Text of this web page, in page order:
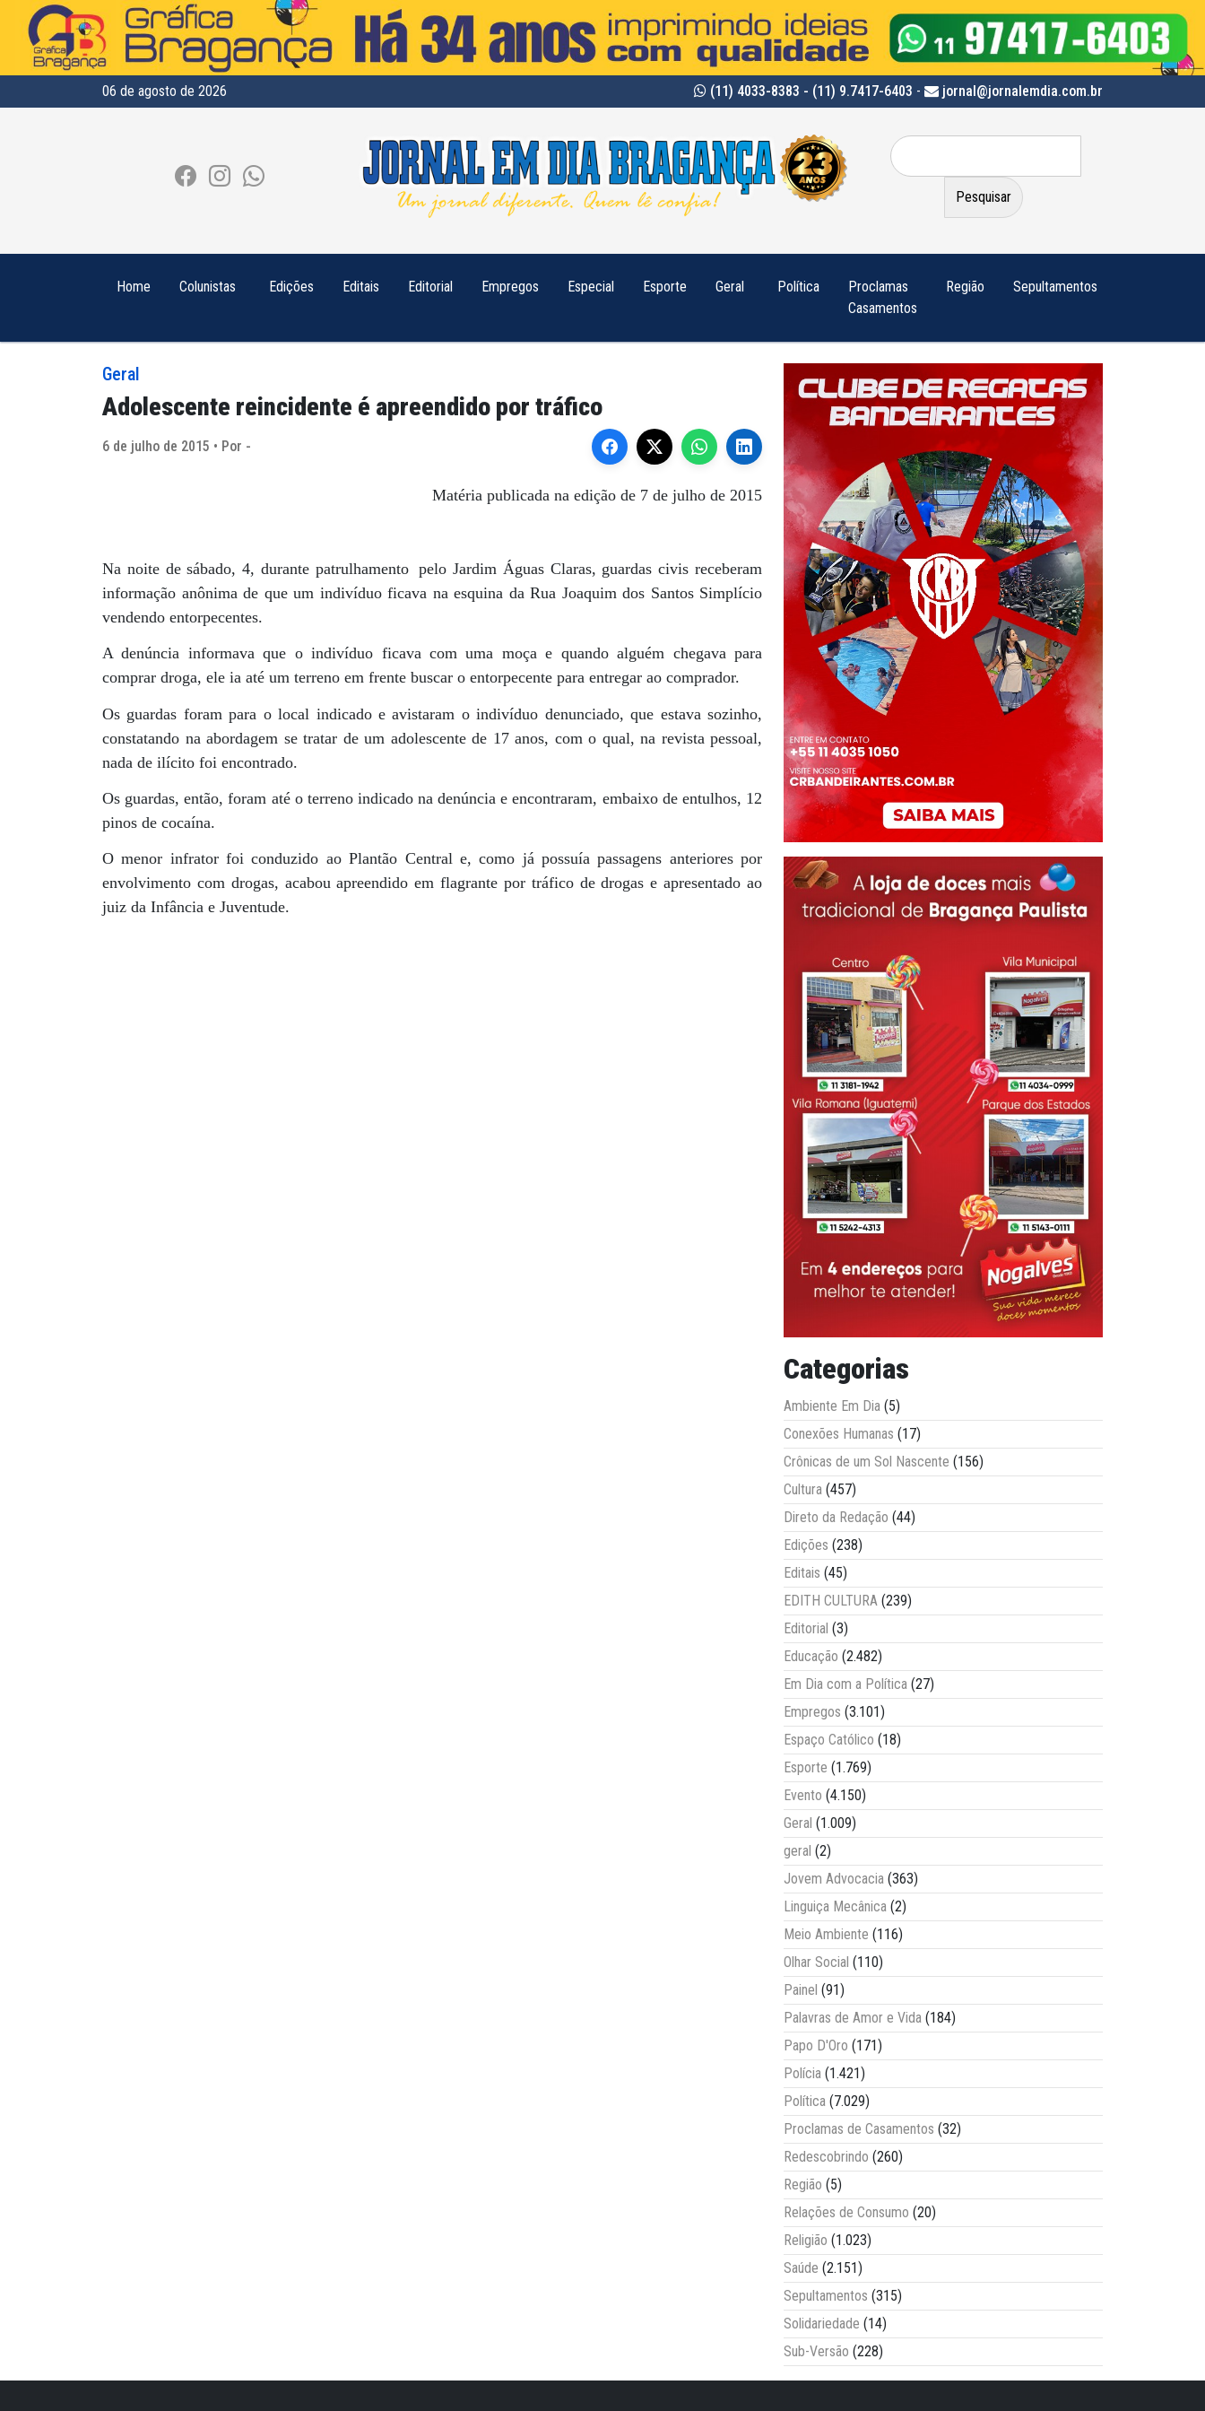
06 de agosto de 2026 (11) 4033-8383 - (11) 9.7417-6403 - jornal@jornalemdia.com.br
Pesquisar
por:
Home Colunistas Edições Editais Editorial Empregos Especial Esporte Geral Política
Proclamas
Casamentos
Região Sepultamentos
Geral
Adolescente reincidente é apreendido por tráfico
6 de julho de 2015 • Por -
Matéria publicada na edição de 7 de julho de 2015
Na noite de sábado, 4, durante patrulhamento pelo Jardim Águas Claras, guardas civis receberam
informação anônima de que um indivíduo ficava na esquina da Rua Joaquim dos Santos Simplício
vendendo entorpecentes.
A denúncia informava que o indivíduo ficava com uma moça e quando alguém chegava para
comprar droga, ele ia até um terreno em frente buscar o entorpecente para entregar ao comprador.
Os guardas foram para o local indicado e avistaram o indivíduo denunciado, que estava sozinho,
constatando na abordagem se tratar de um adolescente de 17 anos, com o qual, na revista pessoal,
nada de ilícito foi encontrado.
Os guardas, então, foram até o terreno indicado na denúncia e encontraram, embaixo de entulhos, 12
pinos de cocaína.
O menor infrator foi conduzido ao Plantão Central e, como já possuía passagens anteriores por
envolvimento com drogas, acabou apreendido em flagrante por tráfico de drogas e apresentado ao
juiz da Infância e Juventude.
Categorias
Ambiente Em Dia (5)
Conexões Humanas (17)
Crônicas de um Sol Nascente (156)
Cultura (457)
Direto da Redação (44)
Edições (238)
Editais (45)
EDITH CULTURA (239)
Editorial (3)
Educação (2.482)
Em Dia com a Política (27)
Empregos (3.101)
Espaço Católico (18)
Esporte (1.769)
Evento (4.150)
Geral (1.009)
geral (2)
Jovem Advocacia (363)
Linguiça Mecânica (2)
Meio Ambiente (116)
Olhar Social (110)
Painel (91)
Palavras de Amor e Vida (184)
Papo D'Oro (171)
Polícia (1.421)
Política (7.029)
Proclamas de Casamentos (32)
Redescobrindo (260)
Região (5)
Relações de Consumo (20)
Religião (1.023)
Saúde (2.151)
Sepultamentos (315)
Solidariedade (14)
Sub-Versão (228)